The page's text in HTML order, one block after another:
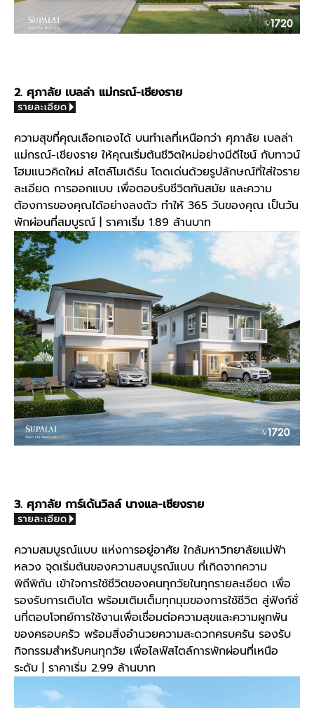
2. ศุภาลัย เบลล่า แม่กรณ์-เชียงราย
ความสุขที่คุณเลือกเองได้ บนทำเลที่เหนือกว่า ศุภาลัย เบลล่า
แม่กรณ์-เชียงราย ให้คุณเริ่มต้นชีวิตใหม่อย่างมีดีไซน์ กับทาวน์
โฮมแนวคิดใหม่ สไตล์โมเดิร์น โดดเด่นด้วยรูปลักษณ์ที่ใส่ใจราย
ละเอียด การออกแบบ เพื่อตอบรับชีวิตทันสมัย และความ
ต้องการของคุณได้อย่างลงตัว ทำให้ 365 วันของคุณ เป็นวัน
พักผ่อนที่สมบูรณ์ | ราคาเริ่ม 1.89 ล้านบาท
3. ศุภาลัย การ์เด้นวิลล์ นางแล-เชียงราย
ความสมบูรณ์แบบ แห่งการอยู่อาศัย ใกล้มหาวิทยาลัยแม่ฟ้า
หลวง จุดเริ่มต้นของความสมบูรณ์แบบ ที่เกิดจากความ
พิถีพิถัน เข้าใจการใช้ชีวิตของคนทุกวัยในทุกรายละเอียด เพื่อ
รองรับการเติบโต พร้อมเติมเต็มทุกมุมของการใช้ชีวิต สู่ฟังก์ชั่
นที่ตอบโจทย์การใช้งานเพื่อเชื่อมต่อความสุขและความผูกพัน
ของครอบครัว พร้อมสิ่งอำนวยความสะดวกครบครัน รองรับ
กิจกรรมสำหรับคนทุกวัย เพื่อไลฟ์สไตล์การพักผ่อนที่เหนือ
ระดับ | ราคาเริ่ม 2.99 ล้านบาท